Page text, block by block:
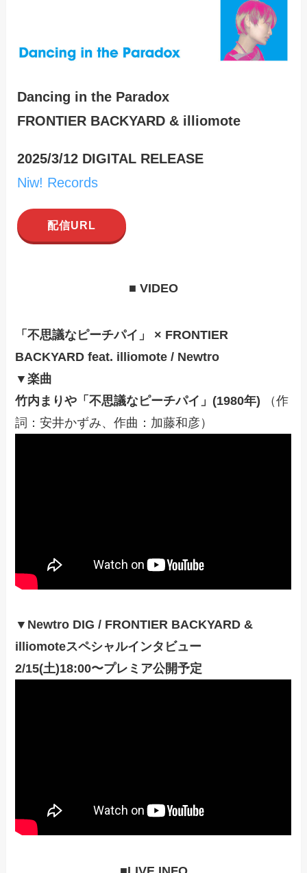
Dancing in the Paradox
FRONTIER BACKYARD & illiomote
2025/3/12 DIGITAL RELEASE
Niw! Records
配信URL
■ VIDEO
「不思議なピーチパイ」 × FRONTIER
BACKYARD feat. illiomote / Newtro
▼楽曲
竹内まりや「不思議なピーチパイ」(1980年) （作
詞：安井かずみ、作曲：加藤和彦）
▼Newtro DIG / FRONTIER BACKYARD &
illiomoteスペシャルインタビュー
2/15(土)18:00〜プレミア公開予定